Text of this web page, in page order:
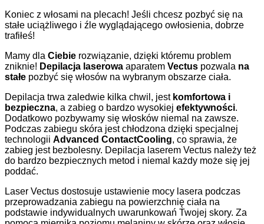
Koniec z włosami na plecach! Jeśli chcesz pozbyć się na
stałe uciążliwego i źle wyglądającego owłosienia, dobrze
trafiłeś!
Mamy dla Ciebie rozwiązanie, dzięki któremu problem
zniknie! Depilacja laserowa aparatem Vectus pozwala na
stałe pozbyć się włosów na wybranym obszarze ciała.
Depilacja trwa zaledwie kilka chwil, jest komfortowa i
bezpieczna, a zabieg o bardzo wysokiej efektywności.
Dodatkowo pozbywamy się włosków niemal na zawsze.
Podczas zabiegu skóra jest chłodzona dzięki specjalnej
technologii Advanced ContactCooling, co sprawia, że
zabieg jest bezbolesny. Depilacja laserem Vectus należy też
do bardzo bezpiecznych metod i niemal każdy może się jej
poddać.
Laser Vectus dostosuje ustawienie mocy lasera podczas
przeprowadzania zabiegu na powierzchnię ciała na
podstawie indywidualnych uwarunkowań Twojej skory. Za